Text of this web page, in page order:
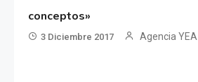
conceptos»
3 Diciembre 2017 Agencia YEA